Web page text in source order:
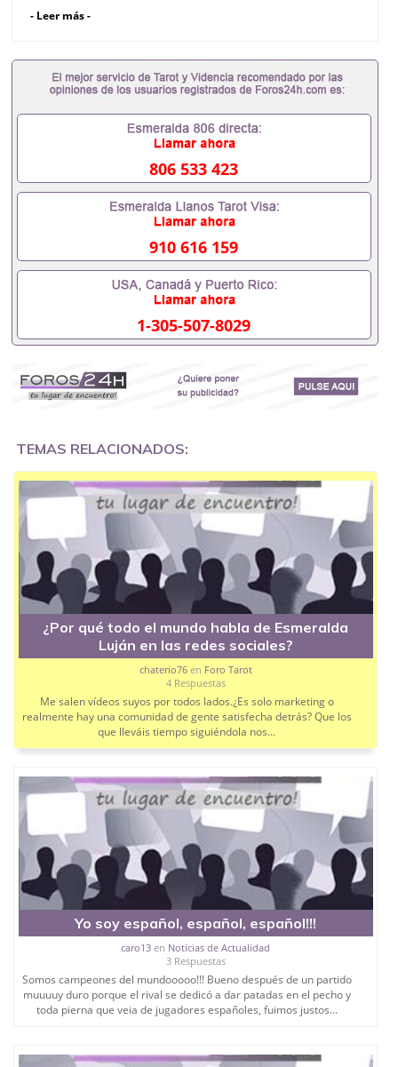
desde cómo diseñar aplicaciones web tolerantes a
fallos con escalado automático en la nube, hasta
cómo encontrar valor en la era de la inteligencia
artificial sin perderse entre tendencias.
También tienen artículos muy interesantes sobre
cultura de equipo y desarrollo personal, como la
historia de un hackathon que cambió por completo
la forma en que un desarrollador ve el software.
Se nota que está escrito por profesionales que
realmente trabajan en el día a día, no por redactores
que copian y pegan.
Si te interesa la tecnología y prefieres leer en
español, te recomiendo echar un vistazo a
https://inboundlatino.com/– yo ya lo tengo en mis
lecturas habituales.
- Leer más -
806 533 423
910 616 159
1-305-507-8029
TEMAS RELACIONADOS:
¿Por qué todo el mundo habla de Esmeralda
Luján en las redes sociales?
chaterio76en Foro Tarot
4 Respuestas
Me salen vídeos suyos por todos lados.¿Es solo marketing o
realmente hay una comunidad de gente satisfecha detrás? Que los
que lleváis tiempo siguiéndola nos...
Yo soy español, español, español!!!
caro13 en Noticias de Actualidad
3 Respuestas
Somos campeones del mundooooo!!! Bueno después de un partido
muuuuy duro porque el rival se dedicó a dar patadas en el pecho y
toda pierna que veia de jugadores españoles, fuimos justos...